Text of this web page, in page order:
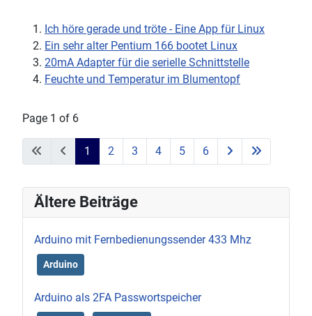
Ich höre gerade und tröte - Eine App für Linux
Ein sehr alter Pentium 166 bootet Linux
20mA Adapter für die serielle Schnittstelle
Feuchte und Temperatur im Blumentopf
Page 1 of 6
1 2 3 4 5 6
Ältere Beiträge
Arduino mit Fernbedienungssender 433 Mhz
Arduino
Arduino als 2FA Passwortspeicher